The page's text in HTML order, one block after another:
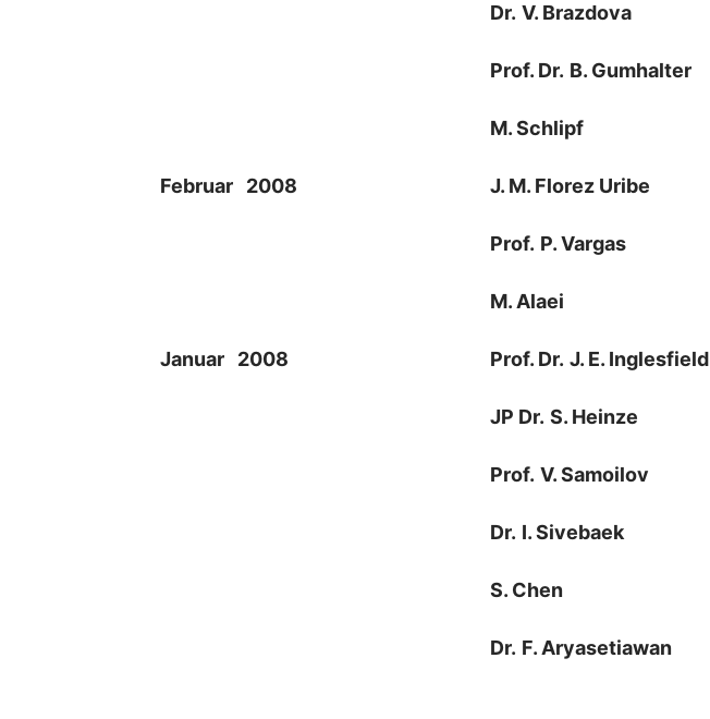
Dr. V. Brazdova
Prof. Dr. B. Gumhalter
M. Schlipf
Februar 2008 J. M. Florez Uribe
Prof. P. Vargas
M. Alaei
Januar 2008 Prof. Dr. J. E. Inglesfield
JP Dr. S. Heinze
Prof. V. Samoilov
Dr. I. Sivebaek
S. Chen
Dr. F. Aryasetiawan